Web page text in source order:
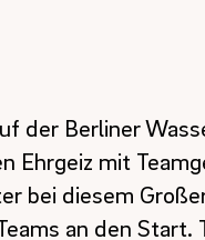
der Berliner
Ehrgeiz mit
bei diesem
an den Start.